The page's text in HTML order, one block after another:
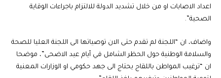
اعداد الاصابات او من خلال تشديد الدولة للالتزام باجراءات الوقاية
الصحية”.
واضاف، ان “اللجنة لم تقدم حتى الان توصياتها الى اللجنة العليا للصحة
والسلامة الوطنية حول الحظر الشامل في أيام عيد الاضحى”، موضحا
ان “ترغيب المواطن باللقاح يحتاج الى جهد حكومي او الوزارات المعنية